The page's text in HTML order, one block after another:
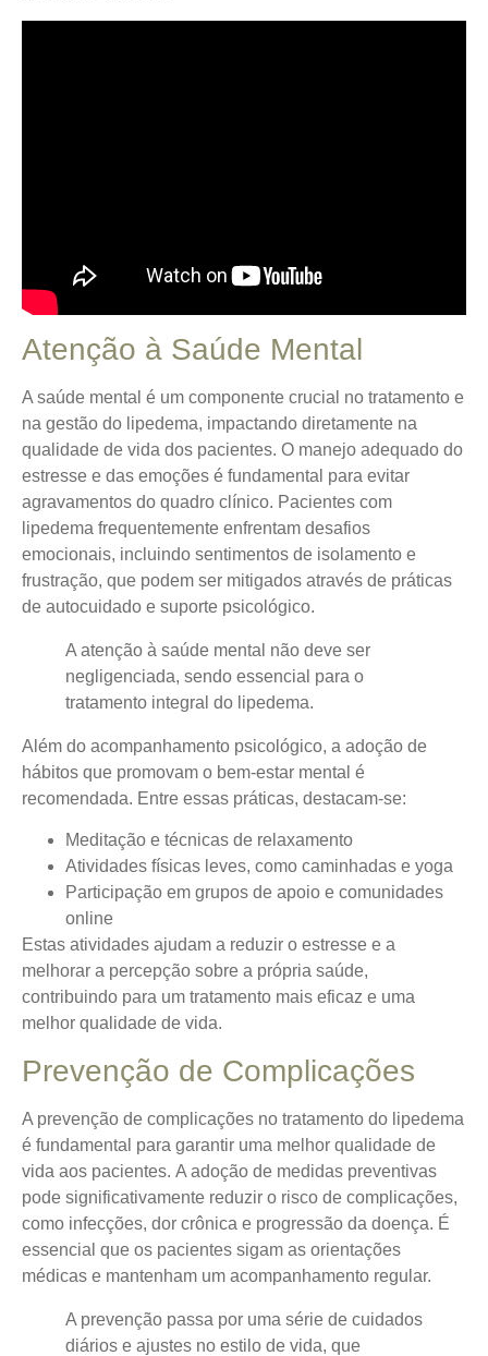
Atenção à Saúde Mental
A saúde mental é um componente crucial no tratamento e
na gestão do lipedema, impactando diretamente na
qualidade de vida dos pacientes. O manejo adequado do
estresse e das emoções é fundamental para evitar
agravamentos do quadro clínico. Pacientes com
lipedema frequentemente enfrentam desafios
emocionais, incluindo sentimentos de isolamento e
frustração, que podem ser mitigados através de práticas
de autocuidado e suporte psicológico.
A atenção à saúde mental não deve ser
negligenciada, sendo essencial para o
tratamento integral do lipedema.
Além do acompanhamento psicológico, a adoção de
hábitos que promovam o bem-estar mental é
recomendada. Entre essas práticas, destacam-se:
Meditação e técnicas de relaxamento
Atividades físicas leves, como caminhadas e yoga
Participação em grupos de apoio e comunidades
online
Estas atividades ajudam a reduzir o estresse e a
melhorar a percepção sobre a própria saúde,
contribuindo para um tratamento mais eficaz e uma
melhor qualidade de vida.
Prevenção de Complicações
A prevenção de complicações no tratamento do lipedema
é fundamental para garantir uma melhor qualidade de
vida aos pacientes. A adoção de medidas preventivas
pode significativamente reduzir o risco de complicações,
como infecções, dor crônica e progressão da doença. É
essencial que os pacientes sigam as orientações
médicas e mantenham um acompanhamento regular.
A prevenção passa por uma série de cuidados
diários e ajustes no estilo de vida, que